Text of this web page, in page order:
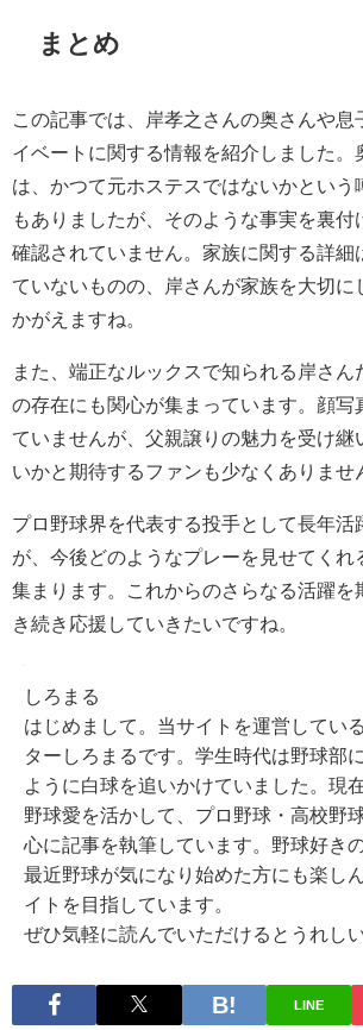
まとめ
この記事では、岸孝之さんの奥さんや息
イベートに関する情報を紹介しました。
は、かつて元ホステスではないかという
もありましたが、そのような事実を裏付
確認されていません。家族に関する詳細
ていないものの、岸さんが家族を大切に
かがえますね。
また、端正なルックスで知られる岸さん
の存在にも関心が集まっています。顔写
ていませんが、父親譲りの魅力を受け継
いかと期待するファンも少なくありませ
プロ野球界を代表する投手として長年活
が、今後どのようなプレーを見せてくれ
集まります。これからのさらなる活躍を
き続き応援していきたいですね。
しろまる
はじめまして。当サイトを運営してい
ターしろまるです。学生時代は野球部
ように白球を追いかけていました。現
野球愛を活かして、プロ野球・高校野
心に記事を執筆しています。野球好き
最近野球が気になり始めた方にも楽し
イトを目指しています。
ぜひ気軽に読んでいただけるとうれし
LINE